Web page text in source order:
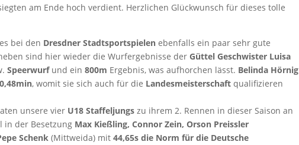
am Ende hoch verdient. Herzlichen Glückwunsch für dieses tolle
bei den Dresdner Stadtsportspielenebenfalls ein paar sehr gute
sind hier wieder die Wurfergebnisse der Güttel Geschwister Luisa
Speerwurfund ein 800m Ergebnis, was aufhorchen lässt. Belinda Hörnig
, womit sie sich auch für die Landesmeisterschaftqualifizieren
unsere vier U18 Staffeljungszu ihrem 2. Rennen in dieser Saison an
in der Besetzung Max Kießling, Connor Zein, Orson Preissler
Schenk(Mittweida) mit 44,65s die Norm für die Deutsche